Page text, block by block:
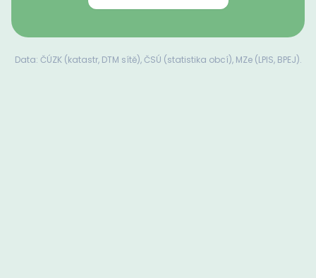
Data: ČÚZK (katastr, DTM sítě), ČSÚ (statistika obcí), MZe (LPIS, BPEJ).